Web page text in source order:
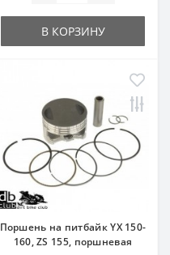
В КОРЗИНУ
Поршень на питбайк YX 150-
160, ZS 155, поршневая